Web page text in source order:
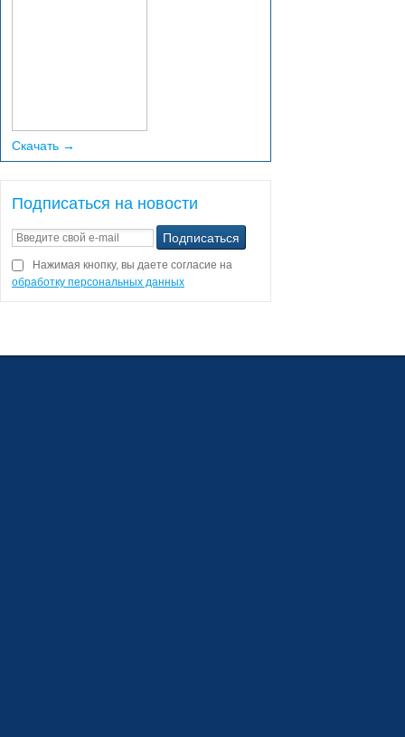
Скачать →
Подписаться на новости
Нажимая кнопку, вы даете согласие на
обработку персональных данных